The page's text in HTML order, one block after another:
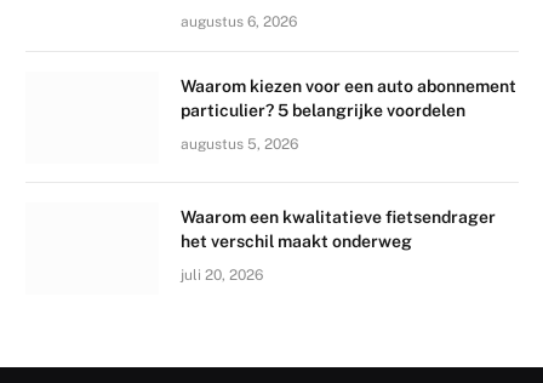
augustus 6, 2026
Waarom kiezen voor een auto abonnement
particulier? 5 belangrijke voordelen
augustus 5, 2026
Waarom een kwalitatieve fietsendrager
het verschil maakt onderweg
juli 20, 2026